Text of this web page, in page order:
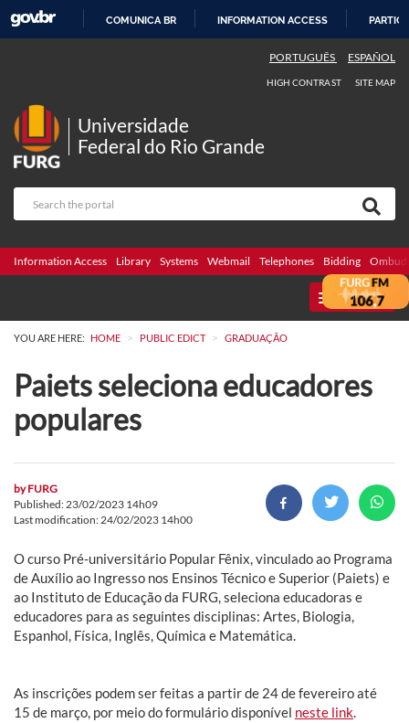
COMUNICA BR INFORMATION ACCESS
PORTUGUÊS ESPAÑOL
HIGH CONTRAST SITE MAP
Universidade
Federal do Rio Grande
Information Access Library Systems Webmail Telephones Bidding
MENU
YOU ARE HERE: HOME > PUBLIC EDICT > GRADUAÇÃO
Paiets seleciona educadores
populares
byFURG
Published: 23/02/2023 14h09
Last modification: 24/02/2023 14h00
O curso Pré-universitário Popular Fênix, vinculado ao Programa
de Auxílio ao Ingresso nos Ensinos Técnico e Superior (Paiets) e
ao Instituto de Educação da FURG, seleciona educadoras e
educadores para as seguintes disciplinas: Artes, Biologia,
Espanhol, Física, Inglês, Química e Matemática.
As inscrições podem ser feitas a partir de 24 de fevereiro até
15 de março, por meio do formulário disponível neste link